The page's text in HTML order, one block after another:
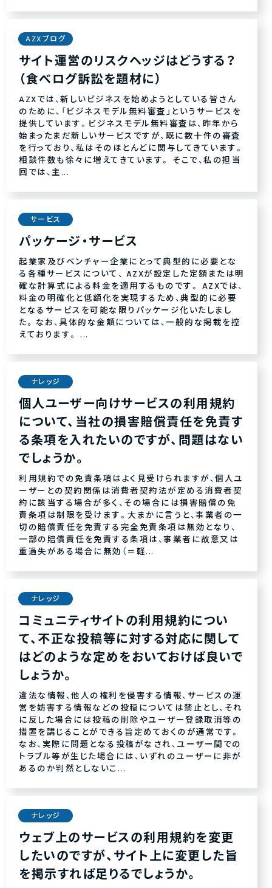
AZXブログ
サイト運営のリスクヘッジはどうする？
（食べログ訴訟を題材に）
AZXでは、新しいビジネスを始めようとしている皆さん
のために、「ビジネスモデル無料審査」というサービスを
提供しています。ビジネスモデル無料審査は、昨年から
始まったまだ新しいサービスですが、既に数十件の審査
を行っており、私はそのほとんどに関与してきています。
相談件数も徐々に増えてきています。 そこで、私の担当
回では、主...
サービス
パッケージ・サービス
起業家及びベンチャー企業にとって典型的に必要とな
る各種サービスについて、 AZXが設定した定額または明
確な計算式による料金を適用するものです。 AZXでは、
料金の明確化と低額化を実現するため、典型的に必要
となるサービスを可能な限りパッケージ化いたしまし
た｡ なお、具体的な金額については、一般的な掲載を控
えております。 ...
ナレッジ
個人ユーザー向けサービスの利用規約
について、当社の損害賠償責任を免責す
る条項を入れたいのですが、問題はない
でしょうか。
利用規約での免責条項はよく見受けられますが、個人ユ
ーザーとの契約関係は消費者契約法が定める消費者契
約に該当する場合が多く、その場合には損害賠償の免
責条項は制限を受けます。大まかに言うと、事業者の一
切の賠償責任を免責する完全免責条項は無効となり、
一部の賠償責任を免責する条項は、事業者に故意又は
重過失がある場合に無効（＝軽...
ナレッジ
コミュニティサイトの利用規約につい
て、不正な投稿等に対する対応に関して
はどのような定めをおいておけば良いで
しょうか。
違法な情報、他人の権利を侵害する情報、サービスの運
営を妨害する情報などの投稿については禁止とし、それ
に反した場合には投稿の削除やユーザー登録取消等の
措置を講じることができる旨定めておくのが通常です。
なお、実際に問題となる投稿がなされ、ユーザー間での
トラブル等が生じた場合には、いずれのユーザーに非が
あるのか判然としないこ...
ナレッジ
ウェブ上のサービスの利用規約を変更
したいのですが、サイト上に変更した旨
を掲示すれば足りるでしょうか。